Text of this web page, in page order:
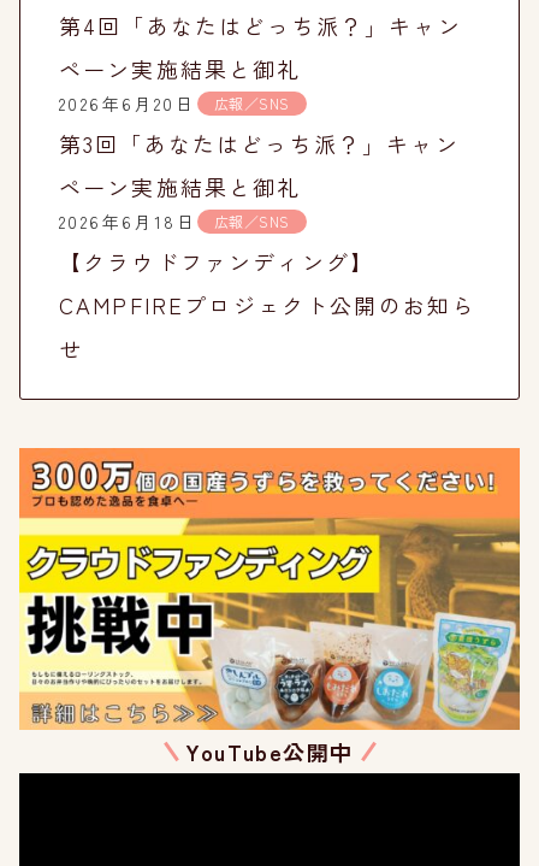
第4回「あなたはどっち派？」キャン
ペーン実施結果と御礼
2026年6月20日 広報／SNS
第3回「あなたはどっち派？」キャン
ペーン実施結果と御礼
2026年6月18日 広報／SNS
【クラウドファンディング】
CAMPFIREプロジェクト公開のお知ら
せ
YouTube公開中